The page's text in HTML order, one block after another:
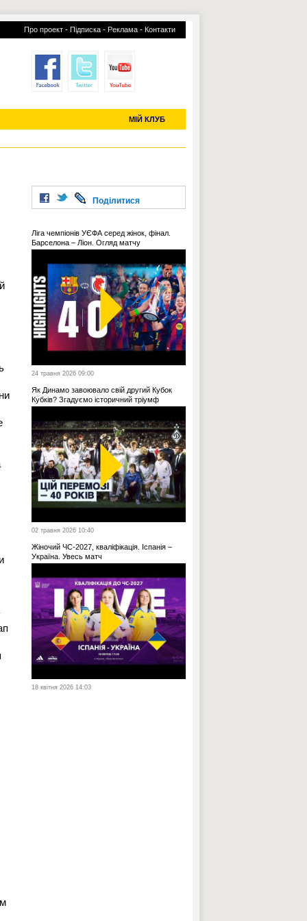
Про проект - Підписка - Реклама - Контакти
МІЙ КЛУБ
УСІ ТРАНСФЕРИ
Поділитися
Ліга чемпіонів УЄФА серед жінок, фінал.
Барселона – Ліон. Огляд матчу
24 травня 2026 09:00
Як Динамо завоювало свій другий Кубок
Кубків? Згадуємо історичний тріумф
02 травня 2026 10:40
Жіночий ЧС-2027, кваліфікація. Іспанія –
Україна. Увесь матч
18 квітня 2026 14:03